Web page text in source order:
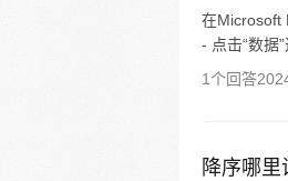
在Microsoft
- 点击“数据
1个回答
降序哪里